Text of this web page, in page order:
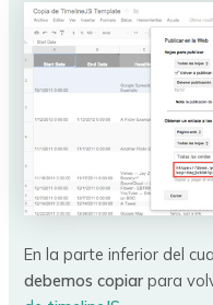
En la parte inferior del
debemos copiar para